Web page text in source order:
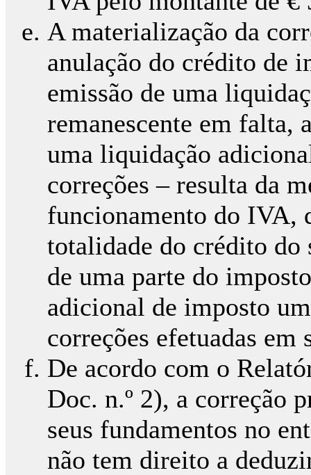
A materialização da
anulação do crédito de
emissão de uma
remanescente em falta,
uma liquidação
correções – resulta da
funcionamento do IVA,
totalidade do crédito do
de uma parte do
adicional de imposto
correções efetuadas em
De acordo com o
Doc. n.º 2), a correção
seus fundamentos no
não tem direito a